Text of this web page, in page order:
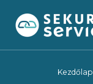
Kezdőlap